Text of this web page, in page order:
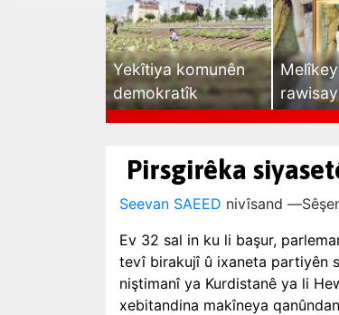
Yekîtiya komunên
demokratîk
Pirsgirêka
Seevan SAEED nivîsand —
Ev 32 sal in ku li başur,
tevî birakujî û ixaneta partiyên
niştimanî ya Kurdistanê ya li
xebitandina makîneya